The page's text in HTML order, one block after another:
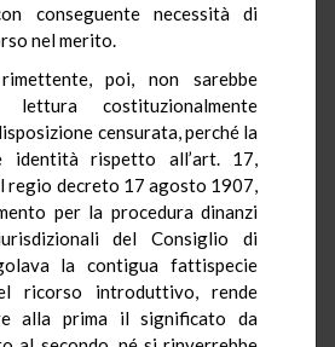
conseguente necessità di
nel merito.
poi, non sarebbe
costituzionalmente
censurata, perché la
identità rispetto all’art. 17,
regio decreto 17 agosto 1907,
per la procedura dinanzi
del Consiglio di
la contigua fattispecie
ricorso introduttivo, rende
alla prima il significato da